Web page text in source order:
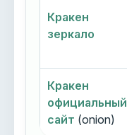
Кракен
зеркало
Кракен
официальный
сайт (onion)